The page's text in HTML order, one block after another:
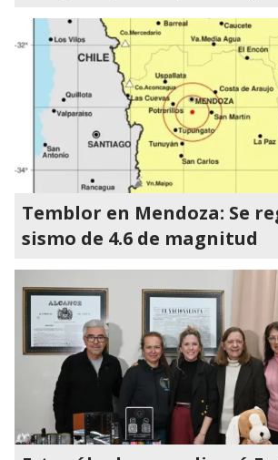
Temblor en Mendoza: Se
sismo de 4.6 de magnitud